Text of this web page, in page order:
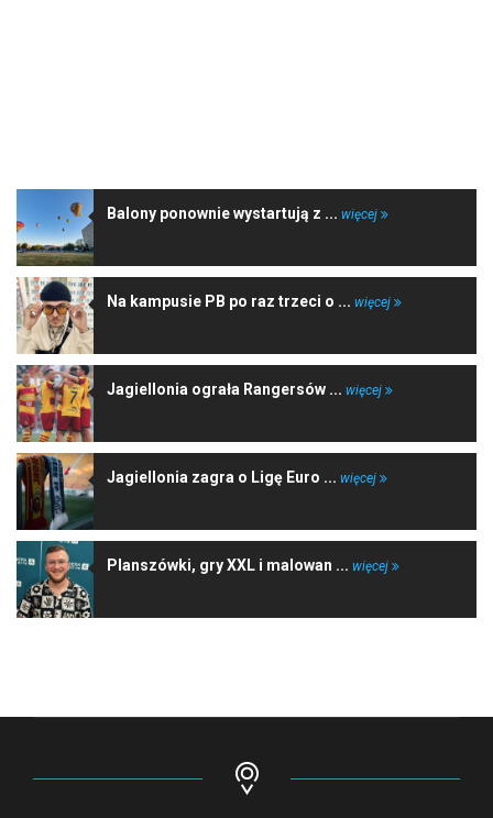
Balony ponownie wystartują z ... więcej
Na kampusie PB po raz trzeci o ... więcej
Jagiellonia ograła Rangersów ... więcej
Jagiellonia zagra o Ligę Euro ... więcej
Planszówki, gry XXL i malowan ... więcej